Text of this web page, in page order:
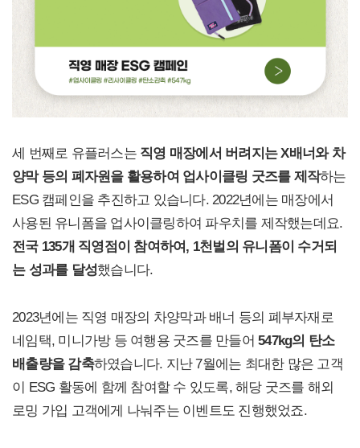
세 번째로 유플러스는 직영 매장에서 버려지는 X배너와 차
양막 등의 폐자원을 활용하여 업사이클링 굿즈를 제작하는
ESG 캠페인을 추진하고 있습니다. 2022년에는 매장에서
사용된 유니폼을 업사이클링하여 파우치를 제작했는데요.
전국 135개 직영점이 참여하여, 1천벌의 유니폼이 수거되
는 성과를 달성했습니다.
2023년에는 직영 매장의 차양막과 배너 등의 폐부자재로
네임택, 미니가방 등 여행용 굿즈를 만들어 547kg의 탄소
배출량을 감축하였습니다. 지난 7월에는 최대한 많은 고객
이 ESG 활동에 함께 참여할 수 있도록, 해당 굿즈를 해외
로밍 가입 고객에게 나눠주는 이벤트도 진행했었죠.